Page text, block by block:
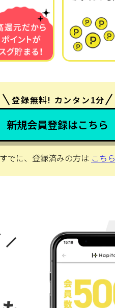
登録無料! カンタン1分
新規会員登録はこちら
すでに、登録済みの方は こちら